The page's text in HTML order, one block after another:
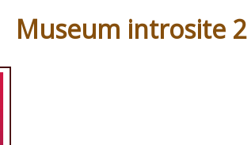
Museum introsite 2